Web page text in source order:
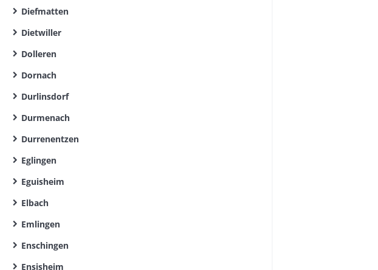
Diefmatten
Dietwiller
Dolleren
Dornach
Durlinsdorf
Durmenach
Durrenentzen
Eglingen
Eguisheim
Elbach
Emlingen
Enschingen
Ensisheim